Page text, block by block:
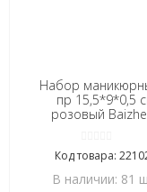
Набор
пр 15,5*9*0,5
розовый
Код товара:
В наличии: 81